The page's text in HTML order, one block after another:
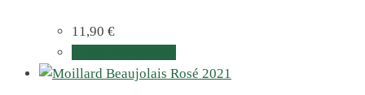
11,90 €